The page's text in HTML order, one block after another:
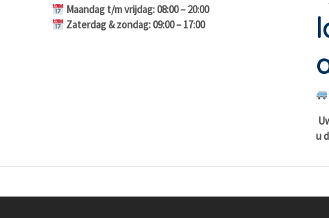
Maandag t/m vrijdag: 08:00 – 20:00
Zaterdag & zondag: 09:00 – 17:00
u